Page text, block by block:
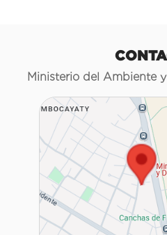
Ministerio del Ambiente